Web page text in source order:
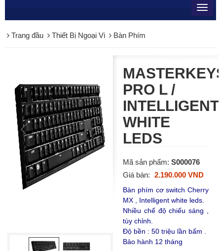
Trang đầu
Thiết Bị Ngoại Vi Bàn Phím
PRO L /
INTELLIGENT
WHITE
LEDS
Mã sản phẩm: S000076
Giá bán: 2.190.000 VND
Bàn phím cơ switch Cherry
MX , Intelligent white leds.
Nhiều chế độ chiếu sáng ,
tùy chỉnh.
Độ bền : 50 triệu lần bấm .
Bảo hành 12 tháng